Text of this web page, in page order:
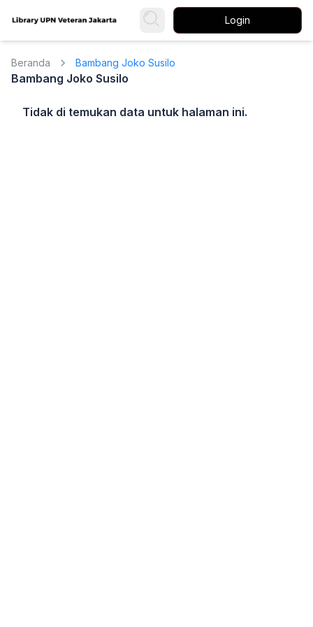
Login
Beranda Bambang Joko Susilo
Bambang Joko Susilo
Tidak di temukan data untuk halaman ini.